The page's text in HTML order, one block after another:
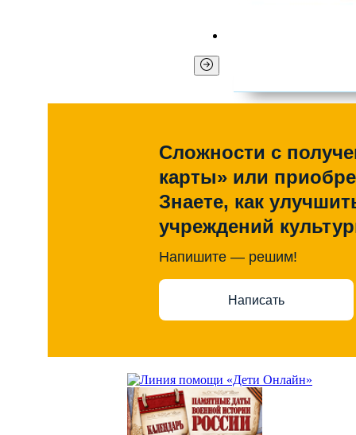
Сложности с
карты» или
Знаете, как
учреждений
Напишите — решим!
Написать